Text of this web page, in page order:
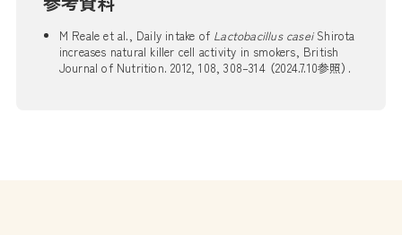
M Reale et al., Daily intake of Lactobacillus caseiShirota
increases natural killer cell activity in smokers, British
Journal of Nutrition. 2012, 108, 308–314 （2024.7.10参照）.